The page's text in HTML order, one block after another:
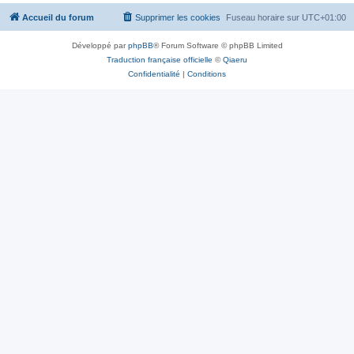
Accueil du forum Fuseau horaire sur UTC+01:00
Supprimer les cookies
Développé parphpBB® Forum Software © phpBB Limited
Traduction française officielle ©Qiaeru
Confidentialité | Conditions